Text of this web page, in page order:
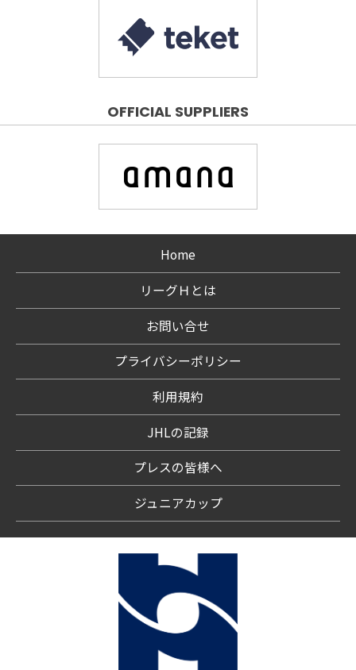
OFFICIAL SUPPLIERS
Home
リーグＨとは
お問い合せ
プライバシーポリシー
利用規約
JHLの記録
プレスの皆様へ
ジュニアカップ